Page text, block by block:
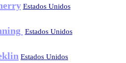
Estados Unidos
Estados Unidos
Estados Unidos